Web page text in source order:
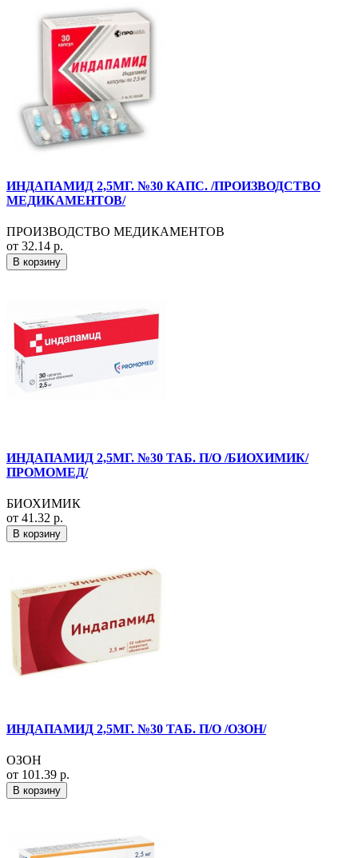
ИНДАПАМИД 2,5МГ. №30 КАПС. /ПРОИЗВОДСТВО
МЕДИКАМЕНТОВ/
ПРОИЗВОДСТВО МЕДИКАМЕНТОВ
от 32.14 р.
В корзину
ИНДАПАМИД 2,5МГ. №30 ТАБ. П/О /БИОХИМИК/
ПРОМОМЕД/
БИОХИМИК
от 41.32 р.
В корзину
ИНДАПАМИД 2,5МГ. №30 ТАБ. П/О /ОЗОН/
ОЗОН
от 101.39 р.
В корзину